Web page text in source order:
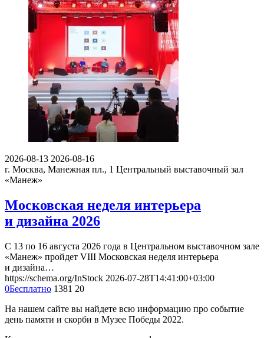
2026-08-13 2026-08-16
г. Москва, Манежная пл., 1 Центральный выставочный зал
«Манеж»
Московская неделя интерьера
и дизайна 2026
С 13 по 16 августа 2026 года в Центральном выставочном зале
«Манеж» пройдет VIII Московская неделя интерьера
и дизайна…
https://schema.org/InStock 2026-07-28T14:41:00+03:00
0Бесплатно 1381 20
На нашем сайте вы найдете всю информацию про событие
день памяти и скорби в Музее Победы 2022.